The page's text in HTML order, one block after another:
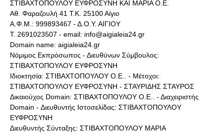
ΣΤΙΒΑΧΤΟΠΟΥΛΟΥ ΕΥΦΡΟΣΥΝΗ ΚΑΙ ΜΑΡΙΑ Ο.Ε.
Αθ. Φαραζουλή 41 Τ.Κ. 25100 Αίγιο
Α.Φ.Μ.: 999893467 - Δ.Ο.Υ. ΑΙΓΙΟΥ
Τ. 2691023507 - email: info@aigialeia24.gr
Domain name: aigialeia24.gr
Νόμιμος Εκπρόσωπος - Διευθύνων Σύμβουλος:
ΣΤΙΒΑΧΤΟΠΟΥΛΟΥ ΕΥΦΡΟΣΥΝΗ
Ιδιοκτησία: ΣΤΙΒΑΧΤΟΠΟΥΛΟΥ Ο.Ε.. - Μέτοχοι:
ΣΤΙΒΑΧΤΟΠΟΥΛΟΥ ΕΥΦΡΟΣΥΝΗ - ΣΤΑΥΡΙΔΗΣ ΣΤΑΥΡΟΣ
Δικαιούχος Domain: ΣΤΙΒΑΧΤΟΠΟΥΛΟΥ Ο.Ε.. - Διαχειριστής
Domain - Διευθυντής Ιστοσελίδας: ΣΤΙΒΑΧΤΟΠΟΥΛΟΥ
ΕΥΦΡΟΣΥΝΗ
Διευθυντής Σύνταξης: ΣΤΙΒΑΧΤΟΠΟΥΛΟΥ ΜΑΡΙΑ